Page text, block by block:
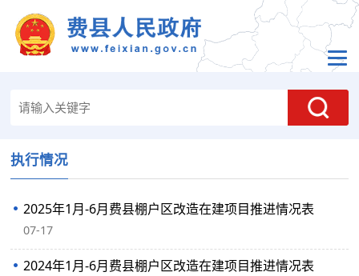
执行情况
2025年1月-6月费县棚户区改造在建项目推进情况表
07-17
2024年1月-6月费县棚户区改造在建项目推进情况表